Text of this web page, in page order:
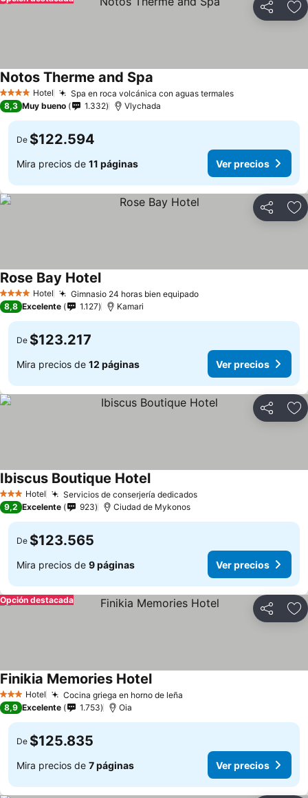
Compartir
4 EstrellasHotel Spa en roca volcánica con aguas termales
Notos Therme and Spa
8,3 Muy bueno 1.332 Vlychada
De $122.594
Mira precios de 11 páginas Ver precios
Compartir
4 EstrellasHotel Gimnasio 24 horas bien equipado
Rose Bay Hotel
8,8 Excelente 1.127 Kamari
De $123.217
Mira precios de 12 páginas Ver precios
Compartir
3 Estrellas
Hotel Servicios de conserjería dedicados
Ibiscus Boutique Hotel
9,2 Excelente 923 Ciudad de Mykonos
De $123.565
Mira precios de 9 páginas Ver precios
Compartir
Opción destacada
3 Estrellas
Hotel Cocina griega en horno de leña
Finikia Memories Hotel
8,9 Excelente 1.753 Oia
De $125.835
Mira precios de 7 páginas Ver precios